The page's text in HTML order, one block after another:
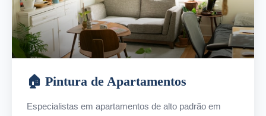
🏠 Pintura de Apartamentos
Especialistas em apartamentos de alto padrão em